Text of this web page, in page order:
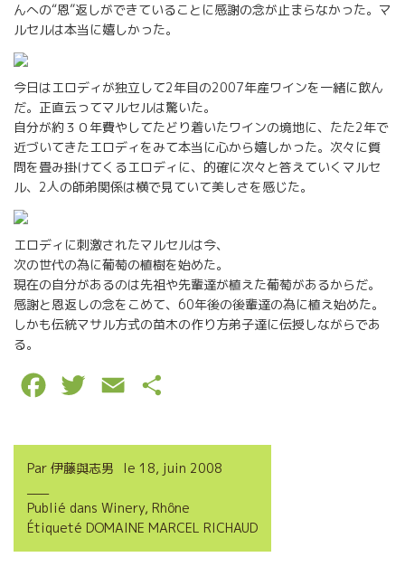
んへの“恩”返しができていることに感謝の念が止まらなかった。マ
ルセルは本当に嬉しかった。
今日はエロディが独立して2年目の2007年産ワインを一緒に飲ん
だ。正直云ってマルセルは驚いた。
自分が約３０年費やしてたどり着いたワインの境地に、たた2年で
近づいてきたエロディをみて本当に心から嬉しかった。次々に質
問を畳み掛けてくるエロディに、的確に次々と答えていくマルセ
ル、2人の師弟関係は横で見ていて美しさを感じた。
エロディに刺激されたマルセルは今、
次の世代の為に葡萄の植樹を始めた。
現在の自分があるのは先祖や先輩達が植えた葡萄があるからだ。
感謝と恩返しの念をこめて、60年後の後輩達の為に植え始めた。
しかも伝統マサル方式の苗木の作り方弟子達に伝授しながらであ
る。
c
b
o
i
t
e
a
l
r
a
g
Par 伊藤與志男 le 18, juin 2008
Publié dans Winery, Rhône
Étiqueté DOMAINE MARCEL RICHAUD